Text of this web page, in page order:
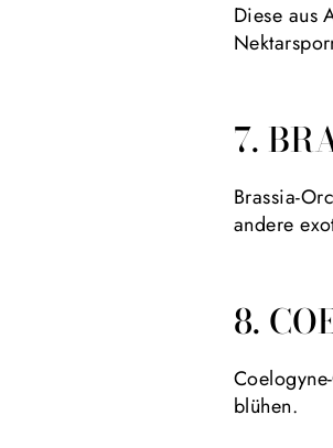
Diese aus
7.
Brassia-
andere
8.
blühen.